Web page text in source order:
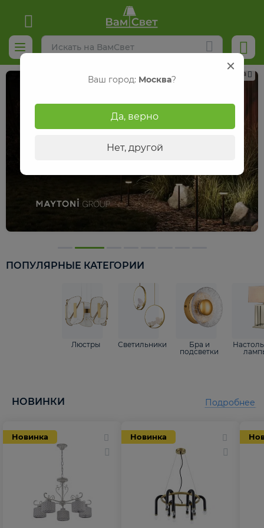
Реклама
ПОПУЛЯРНЫЕ КАТЕГОРИИ
Люстры Светильники
Бра и
подсветки
НОВИНКИ
Новинка Новинка
Подробнее
Ваш город: Москва?
Да, верно
Нет, другой